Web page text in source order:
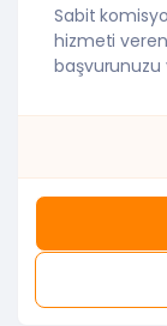
Sabit
hizmeti
başvurunuzu